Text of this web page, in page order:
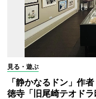
見る・遊ぶ
「静かなるドン」作
徳寺「旧尾崎テオド